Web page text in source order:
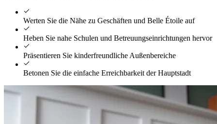
Werten Sie die Nähe zu Geschäften und Belle Étoile auf
Heben Sie nahe Schulen und Betreuungseinrichtungen hervor
Präsentieren Sie kinderfreundliche Außenbereiche
Betonen Sie die einfache Erreichbarkeit der Hauptstadt